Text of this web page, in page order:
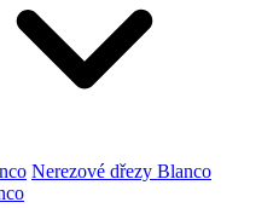
Nerezové dřezy Blanco